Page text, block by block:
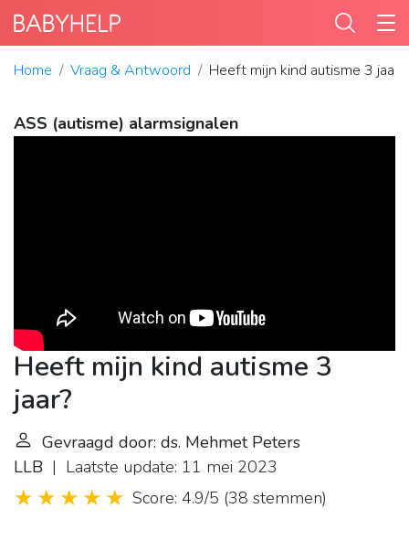
Home Vraag & Antwoord Heeft mijn kind autisme 3 jaar?
ASS (autisme) alarmsignalen
Heeft mijn kind autisme 3
jaar?
Gevraagd door: ds. Mehmet Peters
LLB | Laatste update: 11 mei 2023
Score: 4.9/5 (38 stemmen)